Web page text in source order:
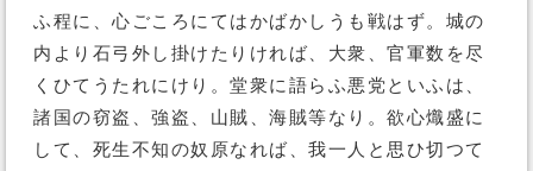
ふ程に、心ごころにてはかばかしうも戦はず。城の
内より石弓外し掛けたりければ、大衆、官軍数を尽
くひてうたれにけり。堂衆に語らふ悪党といふは、
諸国の窃盗、強盗、山賊、海賊等なり。欲心熾盛に
して、死生不知の奴原なれば、我一人と思ひ切つて